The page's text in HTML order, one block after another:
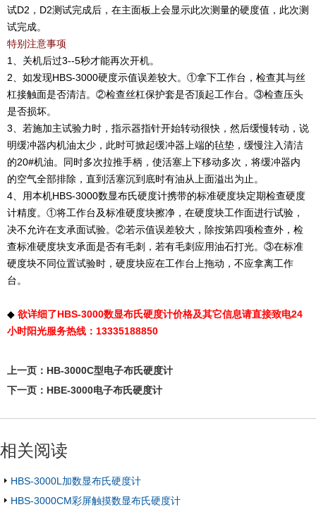
试D2，D2测试完成后，在主面板上会显示此次测量的硬度值，此次测
试完成。
特别注意事项
1、关机后过3--5秒才能再次开机。
2、如发现HBS-3000硬度示值误差较大。①拿下工作台，检查其与丝
杠接触面是否清洁。②检查丝杠保护套是否顶起工作台。③检查压头
是否损坏。
3、若施加主试验力时，指示器指针开始转动很快，然后缓慢转动，说
明缓冲器内机油太少，此时可掀起缓冲器上端的毡垫，缓慢注入清洁
的20#机油。同时多次拉推手柄，使活塞上下移动多次，将缓冲器内
的空气全部排除，直到活塞沉到底时有油从上面溢出为止。
4、用本机HBS-3000数显布氏硬度计携带的标准硬度块定期检查硬度
计精度。①将工作台及标准硬度块擦净，在硬度块工作面进行试验，
决不允许在支承面试验。②若示值误差较大，除按第四项检查外，检
查标准硬度块支承面是否有毛刺，若有毛刺应用油石打光。③在标准
硬度块不同位置试验时，硬度块应在工作台上拖动，不应拿离工作
台。
◆ 欲详细了HBS-3000数显布氏硬度计价格及其它信息请直接致电24
小时阳光服务热线：13335188850
上一页： HB-3000C型电子布氏硬度计
下一页： HBE-3000电子布氏硬度计
相关阅读
HBS-3000L加数显布氏硬度计
HBS-3000CM彩屏触摸数显布氏硬度计